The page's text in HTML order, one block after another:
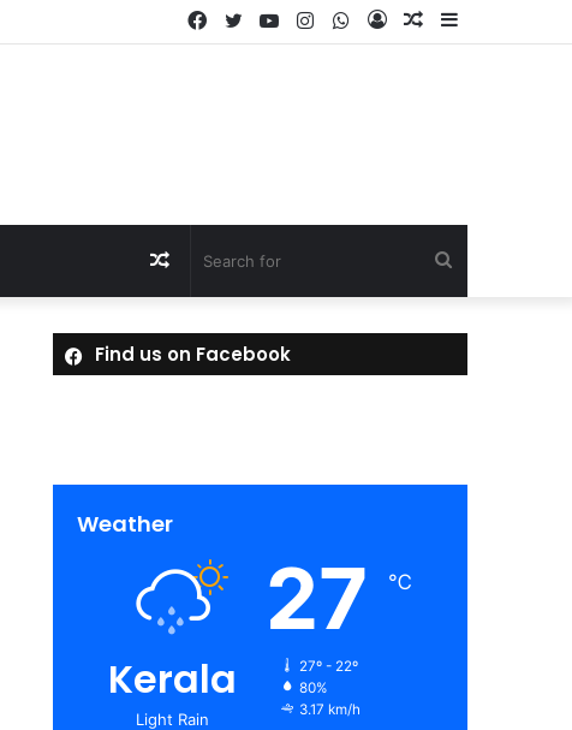
Sidebar
Random
Log
WhatsApp
Instagram
YouTube
Twitter
Facebook
for
Random
Article
Find us on Facebook
Weather
Kerala
Light Rain
27 ℃
27º - 22º
80%
3.17 km/h